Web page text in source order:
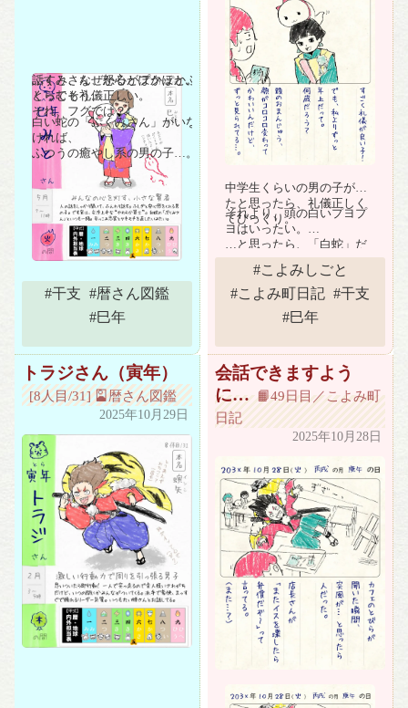
話すと、なぜか心がぽかぽか。
とっても礼儀正しい。
白い蛇の「ぷくみさん」がいな
ければ、
ふつうの癒やし系の男の子…。
ぷくみさん、怒るとプクッとふ
くらむそう。
それ、フグでは？
#干支
#暦さん図鑑
#巳年
中学生くらいの男の子が来
たと思ったら、礼儀正しく
てびっくり。
それより、頭の白いプヨプ
ヨはいったい。
…と思ったら、「白蛇」だ
って。
大福じゃなくて？
#こよみしごと
#こよみ町日記 #干支
#巳年
トラジさん（寅年）
[8人目/31] 🎴暦さん図鑑
2025年10月29日
会話できますよう
に… 📙49日目／こよみ町
日記
2025年10月28日